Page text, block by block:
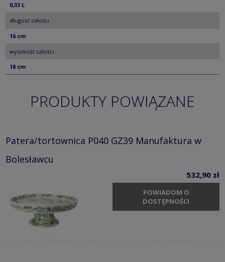
0,33 L
długość całości
16 cm
wysokość całości
18 cm
PRODUKTY POWIĄZANE
Patera/tortownica P040 GZ39 Manufaktura w
Bolesławcu
532,90 zł
POWIADOM O
DOSTĘPNOŚCI